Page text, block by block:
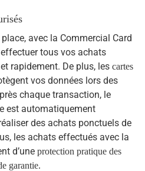
avec la Commercial Card
tous vos achats
rapidement. De plus, les cartes
vos données lors des
chaque transaction, le
est automatiquement
des achats ponctuels de
les achats effectués avec la
d’une protection pratique des
garantie.